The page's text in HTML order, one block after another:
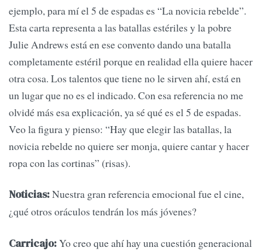
ejemplo, para mí el 5 de espadas es “La novicia rebelde”.
Esta carta representa a las batallas estériles y la pobre
Julie Andrews está en ese convento dando una batalla
completamente estéril porque en realidad ella quiere hacer
otra cosa. Los talentos que tiene no le sirven ahí, está en
un lugar que no es el indicado. Con esa referencia no me
olvidé más esa explicación, ya sé qué es el 5 de espadas.
Veo la figura y pienso: “Hay que elegir las batallas, la
novicia rebelde no quiere ser monja, quiere cantar y hacer
ropa con las cortinas” (risas).
Noticias:Nuestra gran referencia emocional fue el cine,
¿qué otros oráculos tendrán los más jóvenes?
Carricajo:Yo creo que ahí hay una cuestión generacional